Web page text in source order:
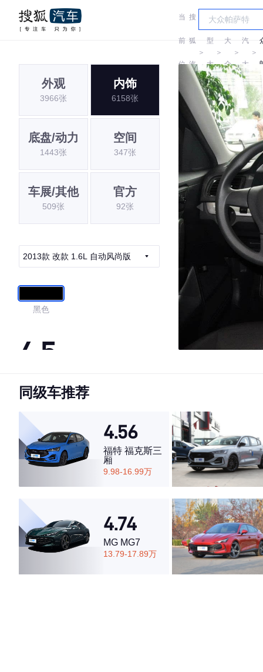
当
前
位
搜
狐
汽
＞
车
型
大
全
＞
大
众
＞
上
汽
大
众
＞
外观
3966张
内饰
6158张
底盘/动力
1443张
空间
347张
车展/其他
509张
官方
92张
2013款 改款 1.6L 自动风尚版
黑色
4.5
·外观表现一般，低于56%同级车
·空间表现较为优秀，优于50%同级车
同级车推荐
4.56
福特 福克斯三
厢
9.98-16.99万
4.74
MG MG7
13.79-17.89万